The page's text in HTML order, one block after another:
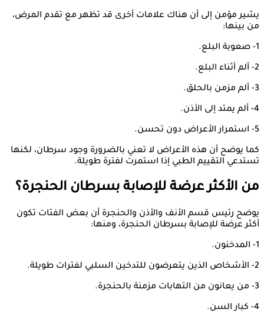
يشير مؤمن إلى أن هناك علامات أخرى قد تظهر مع تقدم المرض،
من بينها:
1- صعوبة البلع.
2- ألم أثناء البلع.
3- ألم مزمن بالحلق.
4- ألم يمتد إلى الأذن.
5- استمرار الأعراض دون تحسن.
كما يوضح أن هذه الأعراض لا تعني بالضرورة وجود سرطان، لكنها
تستدعي التقييم الطبي إذا استمرت لفترة طويلة.
من الأكثر عرضة للإصابة بسرطان الحنجرة؟
يوضح رئيس قسم الأنف والأذن والحنجرة أن بعض الفئات تكون
أكثر عرضة للإصابة بسرطان الحنجرة، ومنها:
1- المدخنون.
2- الأشخاص الذين يتعرضون للتدخين السلبي لفترات طويلة.
3- من يعانون من التهابات مزمنة بالحنجرة.
4- كبار السن.